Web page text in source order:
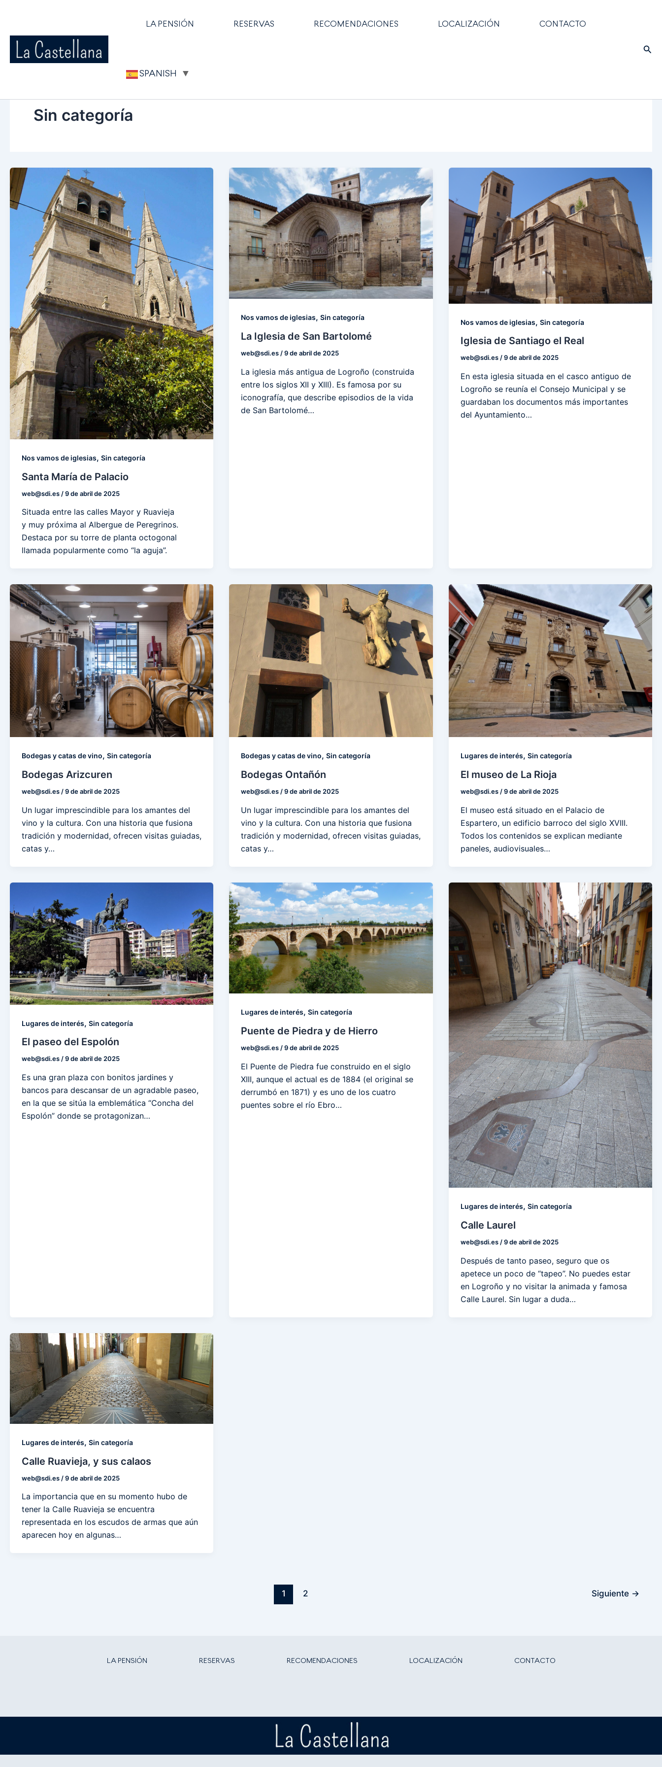
LA PENSIÓN RESERVAS RECOMENDACIONES LOCALIZACIÓN CONTACTO
SPANISH ▼
Sin categoría
Nos vamos de iglesias, Sin categoría
Santa María de Palacio
web@sdi.es /9 de abril de 2025
Situada entre las calles Mayor y Ruavieja
y muy próxima al Albergue de Peregrinos.
Destaca por su torre de planta octogonal
llamada popularmente como “la aguja”.
Nos vamos de iglesias,Sin categoría
La Iglesia de San Bartolomé
web@sdi.es/9 de abril de 2025
La iglesia más antigua de Logroño (construida
entre los siglos XII y XIII). Es famosa por su
iconografía, que describe episodios de la vida
de San Bartolomé…
Nos vamos de iglesias, Sin categoría
Iglesia de Santiago el Real
web@sdi.es/9 de abril de 2025
En esta iglesia situada en el casco antiguo de
Logroño se reunía el Consejo Municipal y se
guardaban los documentos más importantes
del Ayuntamiento…
Bodegas y catas de vino, Sin categoría
Bodegas Arizcuren
web@sdi.es /9 de abril de 2025
Un lugar imprescindible para los amantes del
vino y la cultura. Con una historia que fusiona
tradición y modernidad, ofrecen visitas guiadas,
catas y…
Bodegas y catas de vino,Sin categoría
Bodegas Ontañón
web@sdi.es /9 de abril de 2025
Un lugar imprescindible para los amantes del
vino y la cultura. Con una historia que fusiona
tradición y modernidad, ofrecen visitas guiadas,
catas y…
Lugares de interés, Sin categoría
El museo de La Rioja
web@sdi.es /9 de abril de 2025
El museo está situado en el Palacio de
Espartero, un edificio barroco del siglo XVIII.
Todos los contenidos se explican mediante
paneles, audiovisuales…
Lugares de interés, Sin categoría
El paseo del Espolón
web@sdi.es/9 de abril de 2025
Es una gran plaza con bonitos jardines y
bancos para descansar de un agradable paseo,
en la que se sitúa la emblemática “Concha del
Espolón” donde se protagonizan…
Lugares de interés,Sin categoría
Puente de Piedra y de Hierro
web@sdi.es /9 de abril de 2025
El Puente de Piedra fue construido en el siglo
XIII, aunque el actual es de 1884 (el original se
derrumbó en 1871) y es uno de los cuatro
puentes sobre el río Ebro…
Lugares de interés, Sin categoría
Calle Laurel
web@sdi.es /9 de abril de 2025
Después de tanto paseo, seguro que os
apetece un poco de “tapeo”. No puedes estar
en Logroño y no visitar la animada y famosa
Calle Laurel. Sin lugar a duda…
Lugares de interés, Sin categoría
Calle Ruavieja, y sus calaos
web@sdi.es /9 de abril de 2025
La importancia que en su momento hubo de
tener la Calle Ruavieja se encuentra
representada en los escudos de armas que aún
aparecen hoy en algunas…
1 2 Siguiente →
LA PENSIÓN RESERVAS RECOMENDACIONES LOCALIZACIÓN CONTACTO